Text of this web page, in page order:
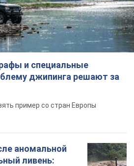
и специальные
джипинга решают за
пример со стран Европы
аномальной
ливень: